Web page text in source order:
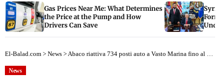
Gas Prices Near Me: What Determines
the Price at the Pump and How
Drivers Can Save
El-Balad.com > News >Abaco riattiva 734 posti auto a Vasto Marina fino al 15 settembre
News